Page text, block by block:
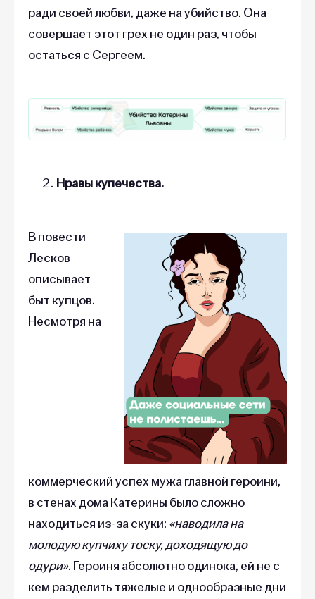
ради своей любви, даже на убийство. Она
совершает этот грех не один раз, чтобы
остаться с Сергеем.
Нравы купечества.
В повести
Лесков
описывает
быт купцов.
Несмотря на
коммерческий успех мужа главной героини,
в стенах дома Катерины было сложно
находиться из-за скуки: «наводила на
молодую купчиху тоску, доходящую до
одури».Героиня абсолютно одинока, ей не с
кем разделить тяжелые и однообразные дни